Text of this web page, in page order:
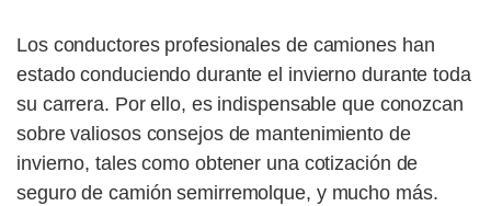
Los conductores profesionales de camiones han
estado conduciendo durante el invierno durante toda
su carrera. Por ello, es indispensable que conozcan
sobre valiosos consejos de mantenimiento de
invierno, tales como obtener una cotización de
seguro de camión semirremolque, y mucho más.